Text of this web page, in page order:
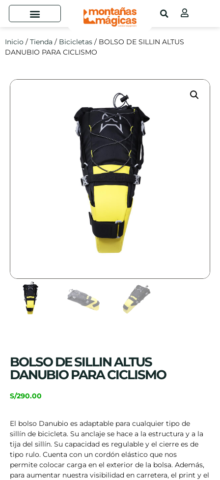
Inicio / Tienda / Bicicletas / BOLSO DE SILLIN ALTUS
DANUBIO PARA CICLISMO
BOLSO DE SILLIN ALTUS
DANUBIO PARA CICLISMO
S/290.00
El bolso Danubio es adaptable para cualquier tipo de
sillín de bicicleta. Su anclaje se hace a la estructura y a la
tija del sillín. Su capacidad es regulable y el cierre es de
tipo rulo. Cuenta con un cordón elástico que nos
permite colocar carga en el exterior de la bolsa. Además,
para aumentar nuestra visibilidad en carretera, el print y el